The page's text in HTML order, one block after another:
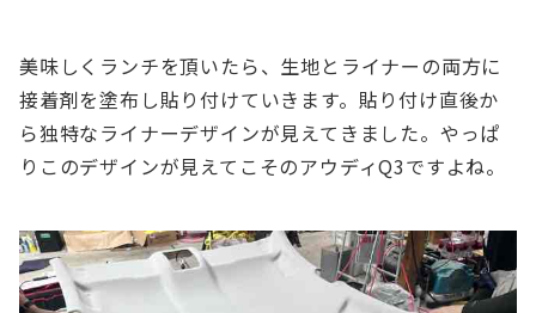
美味しくランチを頂いたら、生地とライナーの両方に
接着剤を塗布し貼り付けていきます。貼り付け直後か
ら独特なライナーデザインが見えてきました。やっぱ
りこのデザインが見えてこそのアウディQ3ですよね。